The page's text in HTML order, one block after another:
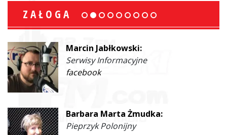
ZAŁOGA
Marcin Jabłkowski:
Serwisy Informacyjne
facebook
Barbara Marta Żmudka:
Pieprzyk Polonijny